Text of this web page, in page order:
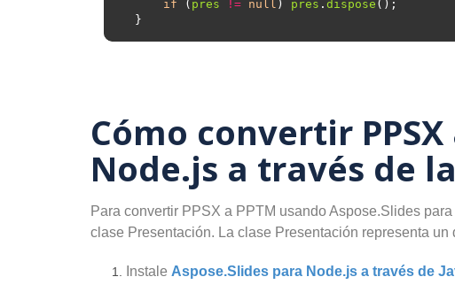
if ( pres != null ) pres . dispose
Cómo convertir
Node.js a través de
Para convertir PPSX a PPTM usando Aspose.Slides
clase Presentación. La clase Presentación representa
Instale Aspose.Slides para Node.js a través de